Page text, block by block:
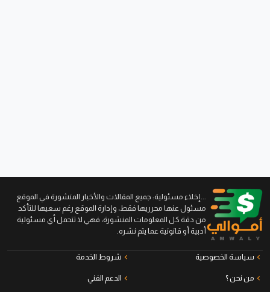
...إخلاء مسئولية: جميع المقالات والأخبار المنشورة في الموقع
مسئول عنها محرريها فقط، وإدارة الموقع رغم سعيها للتأكد
من دقة كل المعلومات المنشورة، فهي لا تتحمل أي مسئولية
أدبية أو قانونية عما يتم نشره.
سياسة الخصوصية شروط الخدمة
من نحن ؟ الدعم الفني